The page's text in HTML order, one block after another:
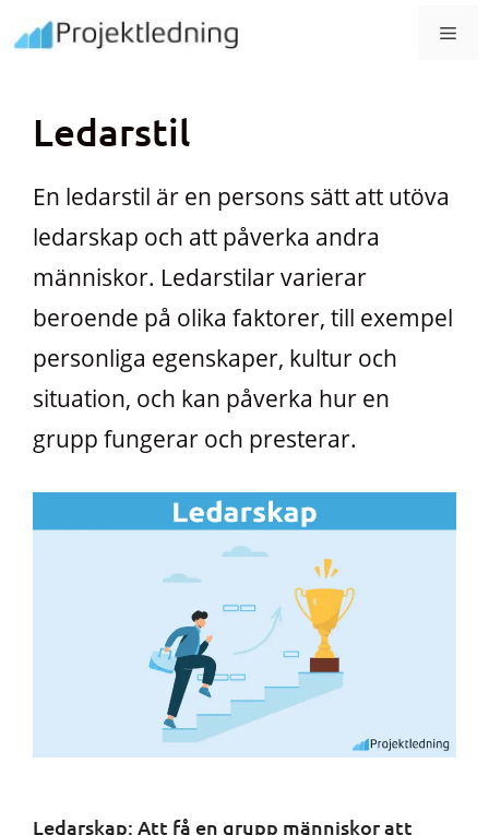
Hoppa
till
Ledarstil
En ledarstil är en persons sätt att utöva
ledarskap och att påverka andra
människor. Ledarstilar varierar
beroende på olika faktorer, till exempel
personliga egenskaper, kultur och
situation, och kan påverka hur en
grupp fungerar och presterar.
Ledarskap: Att få en grupp människor att